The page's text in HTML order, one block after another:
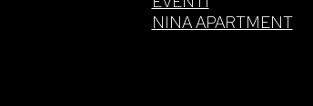
NINA APARTMENT